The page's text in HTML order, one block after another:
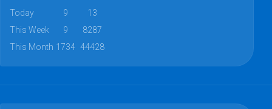
Today
9
13
This Week
9
8287
This Month 1734 44428